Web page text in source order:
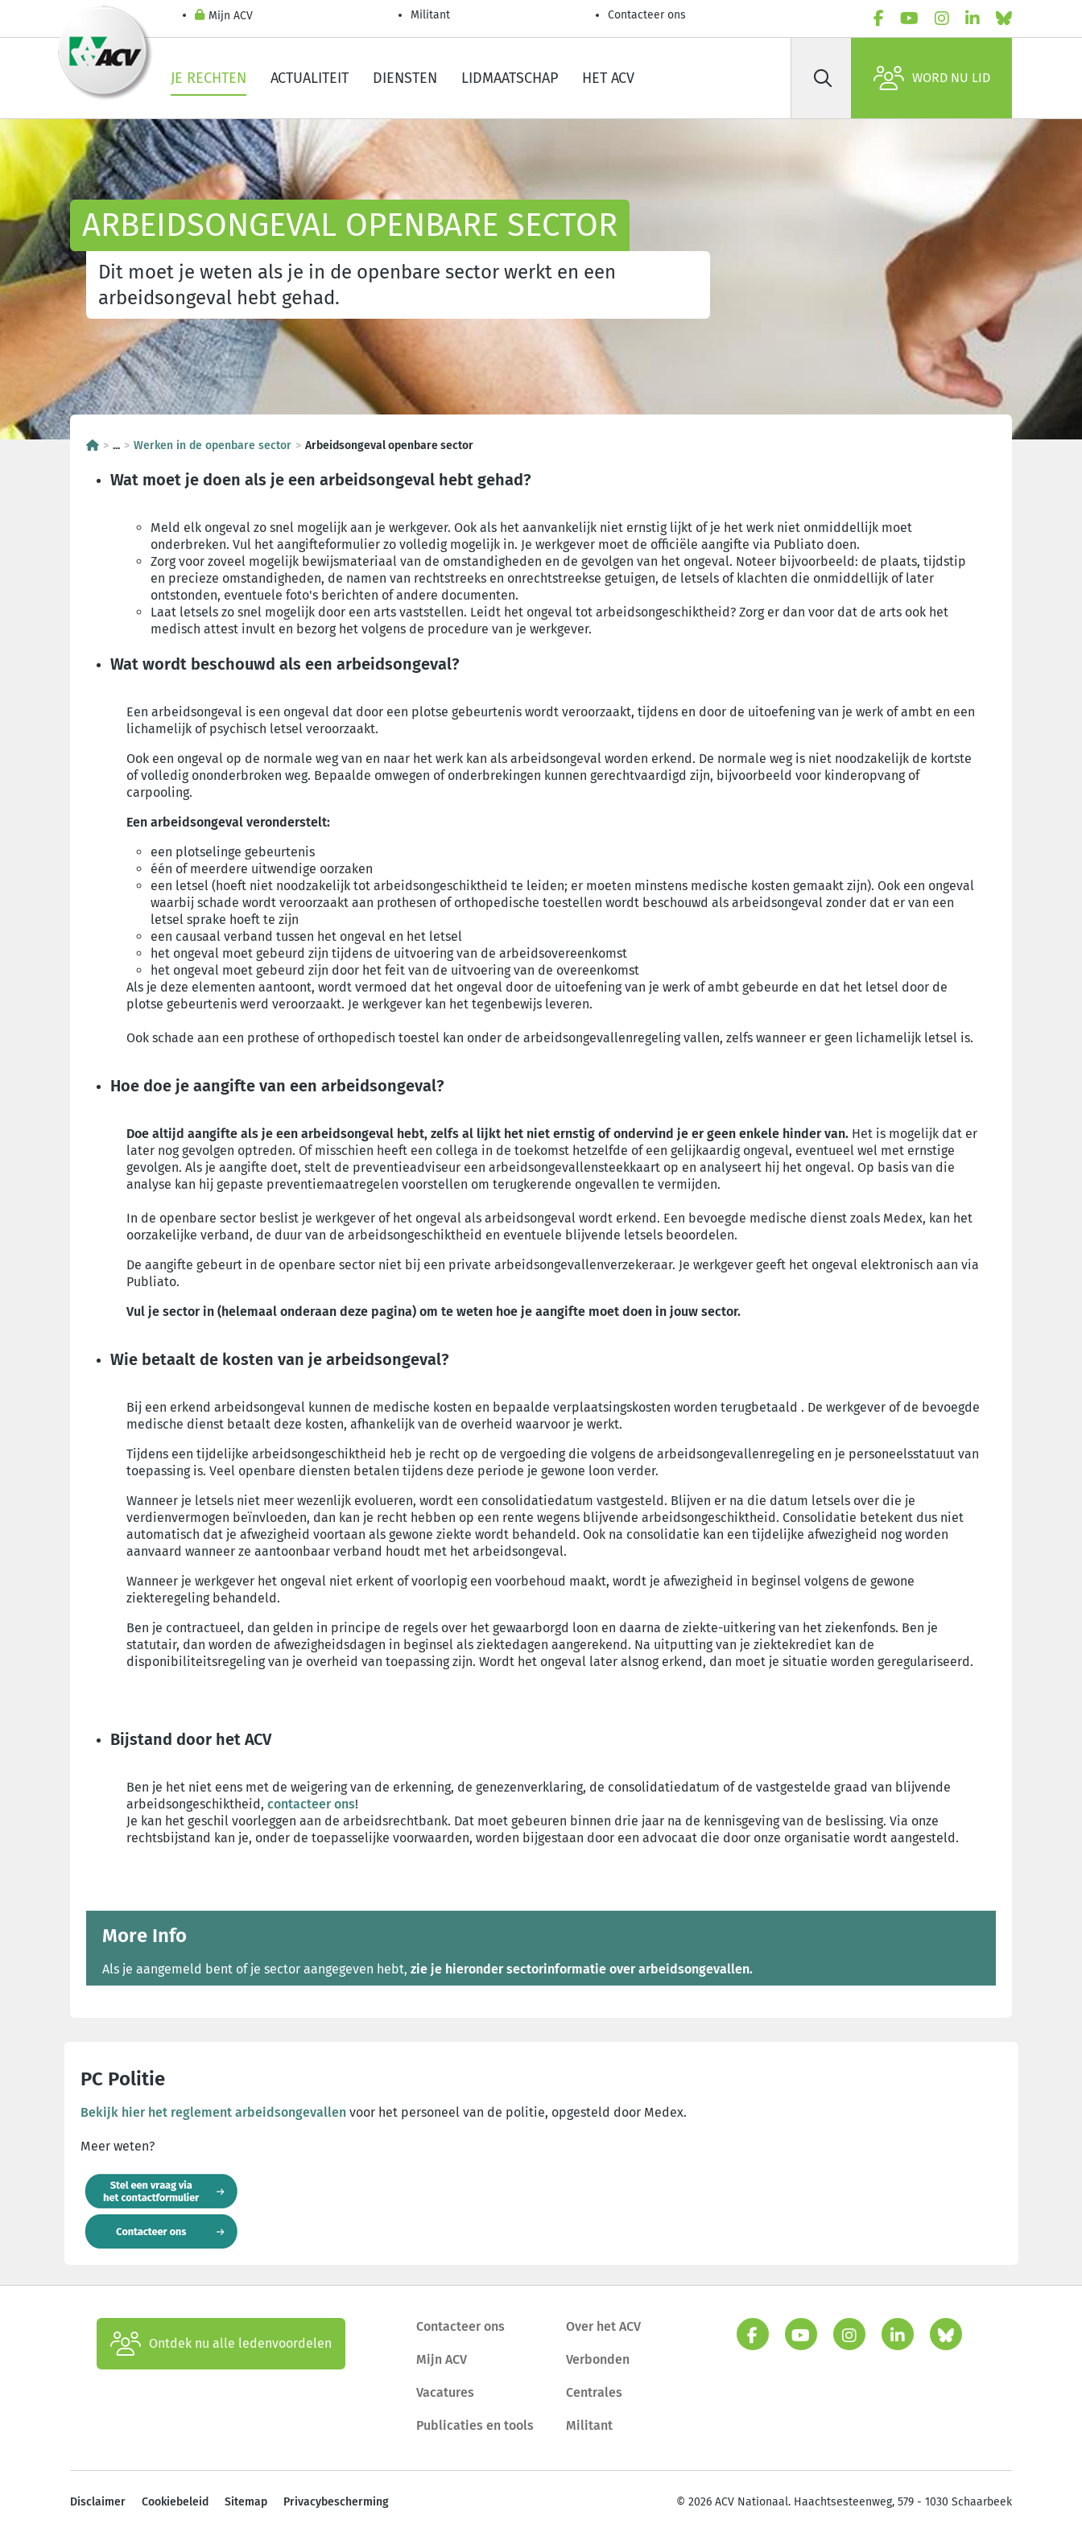
Mijn ACV Militant Contacteer ons
JE RECHTEN ACTUALITEIT DIENSTEN LIDMAATSCHAP HET ACV Zoek WORD NU LID
ARBEIDSONGEVAL OPENBARE SECTOR
Dit moet je weten als je in de openbare sector werkt en een
arbeidsongeval hebt gehad.
... Werken in de openbare sector Arbeidsongeval openbare sector
Wat moet je doen als je een arbeidsongeval hebt gehad?
Meld elk ongeval zo snel mogelijk aan je werkgever. Ook als het aanvankelijk niet ernstig lijkt of je het werk niet onmiddellijk moet
onderbreken. Vul het aangifteformulier zo volledig mogelijk in. Je werkgever moet de officiële aangifte via Publiato doen.
Zorg voor zoveel mogelijk bewijsmateriaal van de omstandigheden en de gevolgen van het ongeval. Noteer bijvoorbeeld: de plaats, tijdstip
en precieze omstandigheden, de namen van rechtstreeks en onrechtstreekse getuigen, de letsels of klachten die onmiddellijk of later
ontstonden, eventuele foto's berichten of andere documenten.
Laat letsels zo snel mogelijk door een arts vaststellen. Leidt het ongeval tot arbeidsongeschiktheid? Zorg er dan voor dat de arts ook het
medisch attest invult en bezorg het volgens de procedure van je werkgever.
Wat wordt beschouwd als een arbeidsongeval?
Een arbeidsongeval is een ongeval dat door een plotse gebeurtenis wordt veroorzaakt, tijdens en door de uitoefening van je werk of ambt en een
lichamelijk of psychisch letsel veroorzaakt.
Ook een ongeval op de normale weg van en naar het werk kan als arbeidsongeval worden erkend. De normale weg is niet noodzakelijk de kortste
of volledig ononderbroken weg. Bepaalde omwegen of onderbrekingen kunnen gerechtvaardigd zijn, bijvoorbeeld voor kinderopvang of
carpooling.
Een arbeidsongeval veronderstelt:
een plotselinge gebeurtenis
één of meerdere uitwendige oorzaken
een letsel (hoeft niet noodzakelijk tot arbeidsongeschiktheid te leiden; er moeten minstens medische kosten gemaakt zijn). Ook een ongeval
waarbij schade wordt veroorzaakt aan prothesen of orthopedische toestellen wordt beschouwd als arbeidsongeval zonder dat er van een
letsel sprake hoeft te zijn
een causaal verband tussen het ongeval en het letsel
het ongeval moet gebeurd zijn tijdens de uitvoering van de arbeidsovereenkomst
het ongeval moet gebeurd zijn door het feit van de uitvoering van de overeenkomst
Als je deze elementen aantoont, wordt vermoed dat het ongeval door de uitoefening van je werk of ambt gebeurde en dat het letsel door de
plotse gebeurtenis werd veroorzaakt. Je werkgever kan het tegenbewijs leveren.
Ook schade aan een prothese of orthopedisch toestel kan onder de arbeidsongevallenregeling vallen, zelfs wanneer er geen lichamelijk letsel is.
Hoe doe je aangifte van een arbeidsongeval?
Doe altijd aangifte als je een arbeidsongeval hebt, zelfs al lijkt het niet ernstig of ondervind je er geen enkele hinder van. Het is mogelijk dat er
later nog gevolgen optreden. Of misschien heeft een collega in de toekomst hetzelfde of een gelijkaardig ongeval, eventueel wel met ernstige
gevolgen. Als je aangifte doet, stelt de preventieadviseur een arbeidsongevallensteekkaart op en analyseert hij het ongeval. Op basis van die
analyse kan hij gepaste preventiemaatregelen voorstellen om terugkerende ongevallen te vermijden.
In de openbare sector beslist je werkgever of het ongeval als arbeidsongeval wordt erkend. Een bevoegde medische dienst zoals Medex, kan het
oorzakelijke verband, de duur van de arbeidsongeschiktheid en eventuele blijvende letsels beoordelen.
De aangifte gebeurt in de openbare sector niet bij een private arbeidsongevallenverzekeraar. Je werkgever geeft het ongeval elektronisch aan via
Publiato.
Vul je sector in (helemaal onderaan deze pagina) om te weten hoe je aangifte moet doen in jouw sector.
Wie betaalt de kosten van je arbeidsongeval?
Bij een erkend arbeidsongeval kunnen de medische kosten en bepaalde verplaatsingskosten worden terugbetaald . De werkgever of de bevoegde
medische dienst betaalt deze kosten, afhankelijk van de overheid waarvoor je werkt.
Tijdens een tijdelijke arbeidsongeschiktheid heb je recht op de vergoeding die volgens de arbeidsongevallenregeling en je personeelsstatuut van
toepassing is. Veel openbare diensten betalen tijdens deze periode je gewone loon verder.
Wanneer je letsels niet meer wezenlijk evolueren, wordt een consolidatiedatum vastgesteld. Blijven er na die datum letsels over die je
verdienvermogen beïnvloeden, dan kan je recht hebben op een rente wegens blijvende arbeidsongeschiktheid. Consolidatie betekent dus niet
automatisch dat je afwezigheid voortaan als gewone ziekte wordt behandeld. Ook na consolidatie kan een tijdelijke afwezigheid nog worden
aanvaard wanneer ze aantoonbaar verband houdt met het arbeidsongeval.
Wanneer je werkgever het ongeval niet erkent of voorlopig een voorbehoud maakt, wordt je afwezigheid in beginsel volgens de gewone
ziekteregeling behandeld.
Ben je contractueel, dan gelden in principe de regels over het gewaarborgd loon en daarna de ziekte-uitkering van het ziekenfonds. Ben je
statutair, dan worden de afwezigheidsdagen in beginsel als ziektedagen aangerekend. Na uitputting van je ziektekrediet kan de
disponibiliteitsregeling van je overheid van toepassing zijn. Wordt het ongeval later alsnog erkend, dan moet je situatie worden geregulariseerd.
Bijstand door het ACV
Ben je het niet eens met de weigering van de erkenning, de genezenverklaring, de consolidatiedatum of de vastgestelde graad van blijvende
arbeidsongeschiktheid, contacteer ons!
Je kan het geschil voorleggen aan de arbeidsrechtbank. Dat moet gebeuren binnen drie jaar na de kennisgeving van de beslissing. Via onze
rechtsbijstand kan je, onder de toepasselijke voorwaarden, worden bijgestaan door een advocaat die door onze organisatie wordt aangesteld.
More Info
Als je aangemeld bent of je sector aangegeven hebt, zie je hieronder sectorinformatie over arbeidsongevallen.
PC Politie
Bekijk hier het reglement arbeidsongevallenvoor het personeel van de politie, opgesteld door Medex.
Meer weten?
Ontdek nu alle ledenvoordelen
Contacteer ons
Mijn ACV
Vacatures
Publicaties en tools
Over het ACV
Verbonden
Centrales
Militant
Disclaimer Cookiebeleid Sitemap Privacybescherming © 2026 ACV Nationaal. Haachtsesteenweg, 579 - 1030 Schaarbeek